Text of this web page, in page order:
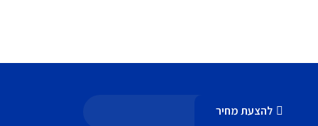
עקבו אחרינו
להצעת מחיר